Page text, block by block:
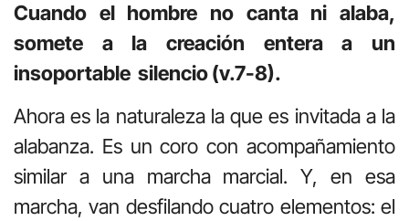
Cuando el hombre no canta ni alaba,
somete a la creación entera a un
insoportable silencio (v.7-8).
Ahora es la naturaleza la que es invitada a la
alabanza. Es un coro con acompañamiento
similar a una marcha marcial. Y, en esa
marcha, van desfilando cuatro elementos: el